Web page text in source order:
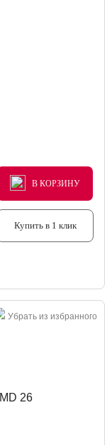
В КОРЗИНУ
В КОРЗИНУ
В КОРЗИНУ
Купить в 1 клик
Убрать из избранного